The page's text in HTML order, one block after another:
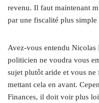
revenu. Il faut maintenant
par une fiscalité plus
Avez-vous entendu Nicolas
politicien ne voudra vous
sujet plutôt aride et vous ne
mettant cela en avant.
Finances, il doit voir plus